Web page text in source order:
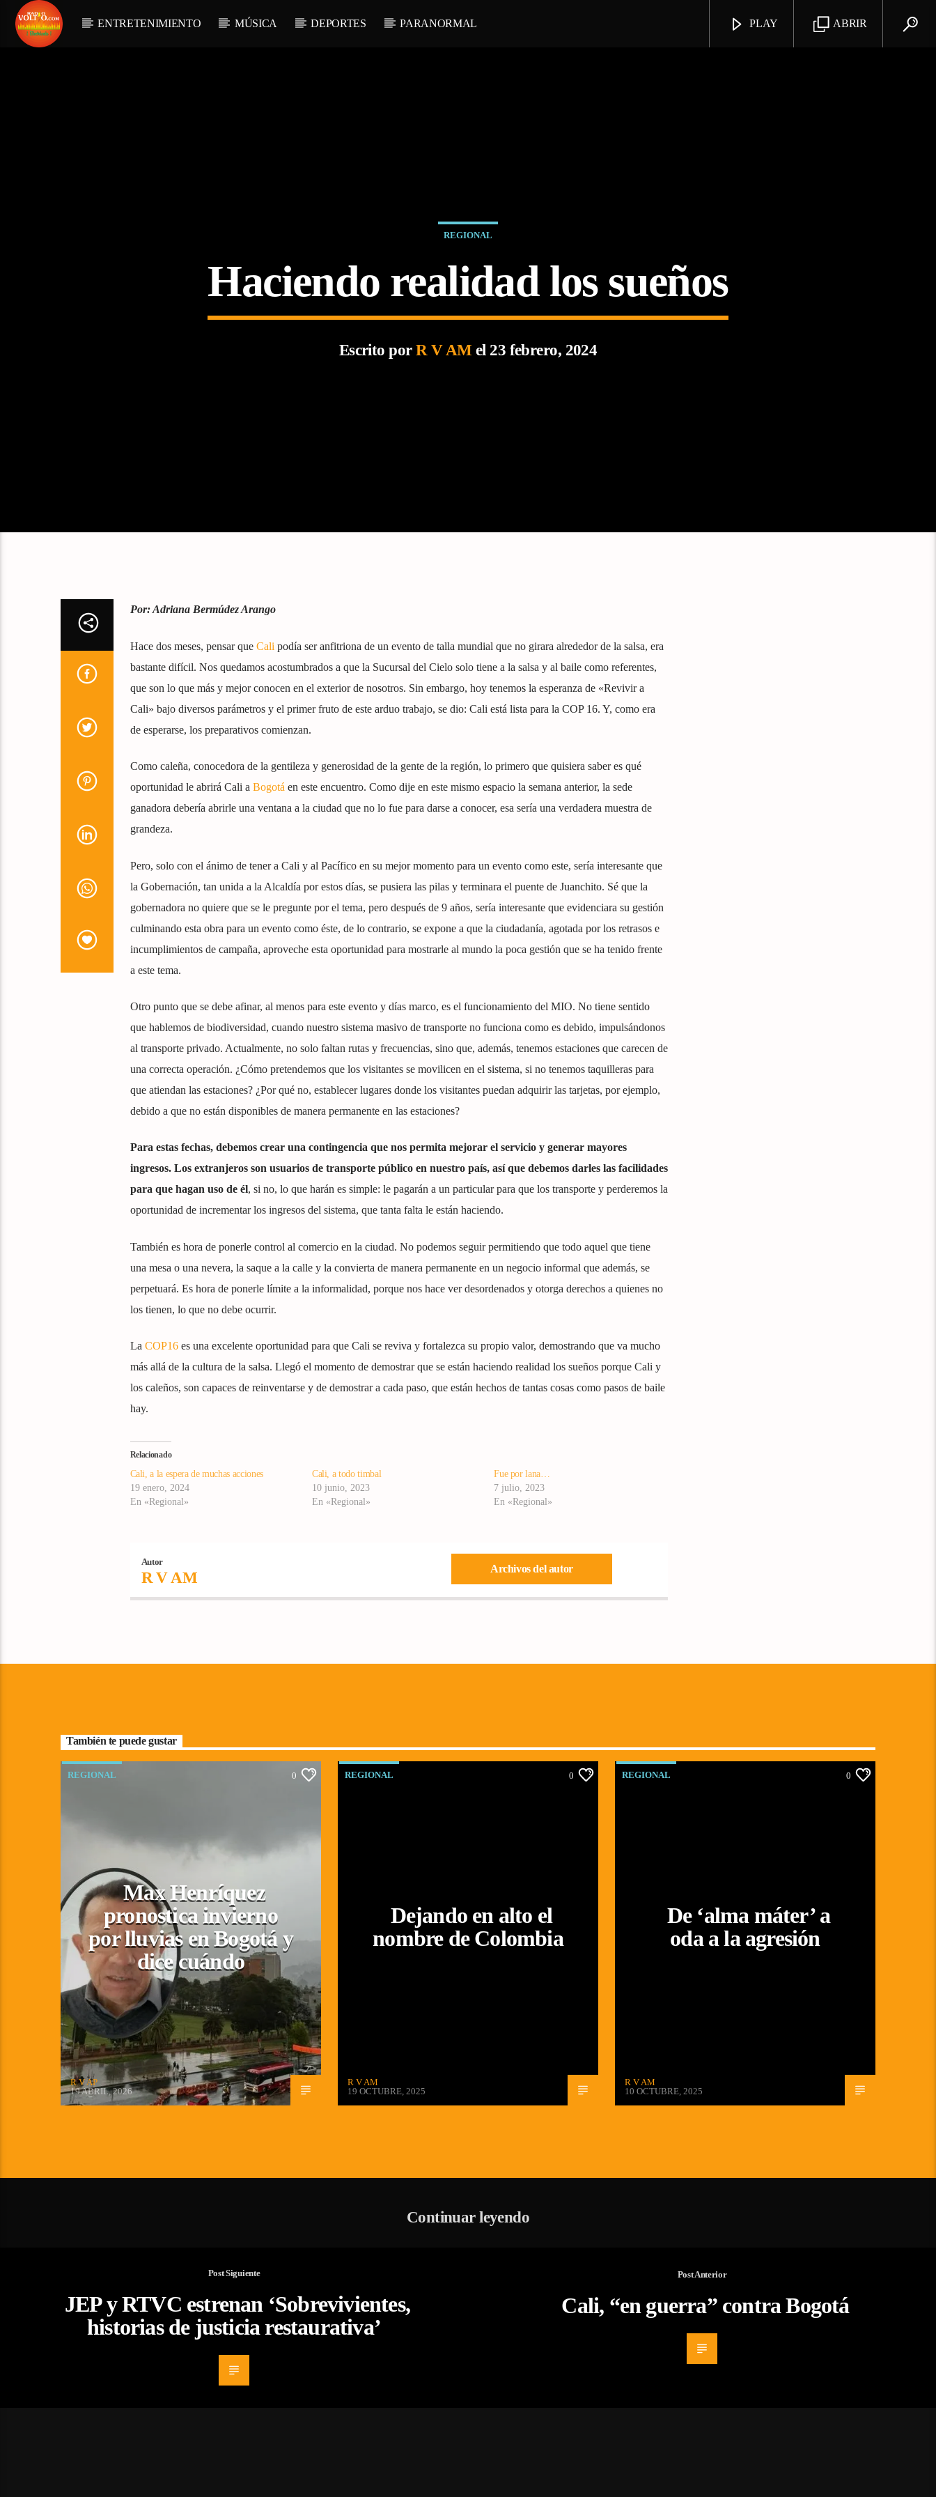
ENTRETENIMIENTO MÚSICA DEPORTES PARANORMAL ABRIR
PLAY
REGIONAL
Haciendo realidad los sueños
Escrito por R V AM el 23 febrero, 2024
Por: Adriana Bermúdez Arango
Hace dos meses, pensar que Cali podía ser anfitriona de un evento de talla mundial que no girara alrededor de la salsa, era
bastante difícil. Nos quedamos acostumbrados a que la Sucursal del Cielo solo tiene a la salsa y al baile como referentes,
que son lo que más y mejor conocen en el exterior de nosotros. Sin embargo, hoy tenemos la esperanza de «Revivir a
Cali» bajo diversos parámetros y el primer fruto de este arduo trabajo, se dio: Cali está lista para la COP 16. Y, como era
de esperarse, los preparativos comienzan.
Como caleña, conocedora de la gentileza y generosidad de la gente de la región, lo primero que quisiera saber es qué
oportunidad le abrirá Cali a Bogotá en este encuentro. Como dije en este mismo espacio la semana anterior, la sede
ganadora debería abrirle una ventana a la ciudad que no lo fue para darse a conocer, esa sería una verdadera muestra de
grandeza.
Pero, solo con el ánimo de tener a Cali y al Pacífico en su mejor momento para un evento como este, sería interesante que
la Gobernación, tan unida a la Alcaldía por estos días, se pusiera las pilas y terminara el puente de Juanchito. Sé que la
gobernadora no quiere que se le pregunte por el tema, pero después de 9 años, sería interesante que evidenciara su gestión
culminando esta obra para un evento como éste, de lo contrario, se expone a que la ciudadanía, agotada por los retrasos e
incumplimientos de campaña, aproveche esta oportunidad para mostrarle al mundo la poca gestión que se ha tenido frente
a este tema.
Otro punto que se debe afinar, al menos para este evento y días marco, es el funcionamiento del MIO. No tiene sentido
que hablemos de biodiversidad, cuando nuestro sistema masivo de transporte no funciona como es debido, impulsándonos
al transporte privado. Actualmente, no solo faltan rutas y frecuencias, sino que, además, tenemos estaciones que carecen de
una correcta operación. ¿Cómo pretendemos que los visitantes se movilicen en el sistema, si no tenemos taquilleras para
que atiendan las estaciones? ¿Por qué no, establecer lugares donde los visitantes puedan adquirir las tarjetas, por ejemplo,
debido a que no están disponibles de manera permanente en las estaciones?
Para estas fechas, debemos crear una contingencia que nos permita mejorar el servicio y generar mayores
ingresos. Los extranjeros son usuarios de transporte público en nuestro país, así que debemos darles las facilidades
para que hagan uso de él, si no, lo que harán es simple: le pagarán a un particular para que los transporte y perderemos la
oportunidad de incrementar los ingresos del sistema, que tanta falta le están haciendo.
También es hora de ponerle control al comercio en la ciudad. No podemos seguir permitiendo que todo aquel que tiene
una mesa o una nevera, la saque a la calle y la convierta de manera permanente en un negocio informal que además, se
perpetuará. Es hora de ponerle límite a la informalidad, porque nos hace ver desordenados y otorga derechos a quienes no
los tienen, lo que no debe ocurrir.
La COP16es una excelente oportunidad para que Cali se reviva y fortalezca su propio valor, demostrando que va mucho
más allá de la cultura de la salsa. Llegó el momento de demostrar que se están haciendo realidad los sueños porque Cali y
los caleños, son capaces de reinventarse y de demostrar a cada paso, que están hechos de tantas cosas como pasos de baile
hay.
Relacionado
Cali, a la espera de muchas acciones
19 enero, 2024
En «Regional»
Cali, a todo timbal
10 junio, 2023
En «Regional»
Fue por lana…
7 julio, 2023
En «Regional»
Autor
R V AM
Archivos del autor
También te puede gustar
REGIONAL 0
Max Henríquez
pronostica invierno
por lluvias en Bogotá y
dice cuándo
R V AP
19 ABRIL, 2026
REGIONAL 0
Dejando en alto el
nombre de Colombia
R V AM
19 OCTUBRE, 2025
REGIONAL 0
De ‘alma máter’ a
oda a la agresión
R V AM
10 OCTUBRE, 2025
Continuar leyendo
Post Siguiente
JEP y RTVC estrenan ‘Sobrevivientes,
historias de justicia restaurativa’
Post Anterior
Cali, “en guerra” contra Bogotá